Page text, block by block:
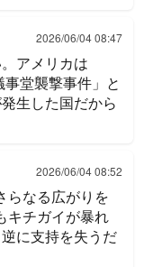
2026/06/04 08:47
アメリカは
事堂襲撃事件」と
生した国だから
2026/06/04 08:52
らなる広がりを
キチガイが暴れ
に支持を失うだ